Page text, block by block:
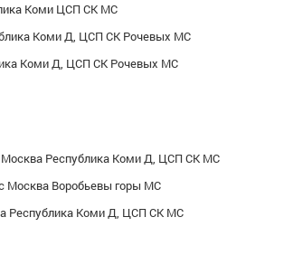
Коми ЦСП СК МС
Коми Д, ЦСП СК Рочевых МС
Коми Д, ЦСП СК Рочевых МС
Республика Коми Д, ЦСП СК МС
Воробьевы горы МС
Республика Коми Д, ЦСП СК МС